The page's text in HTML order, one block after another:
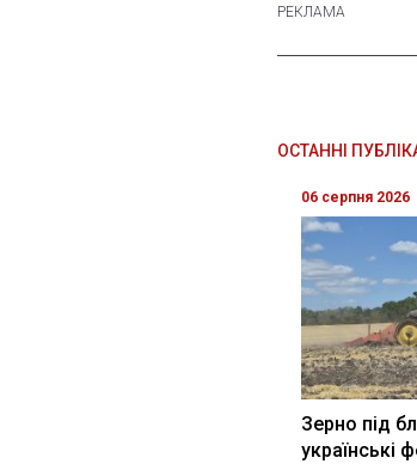
ОСТАННІ
06 серпня 2026
Зерно під
українські